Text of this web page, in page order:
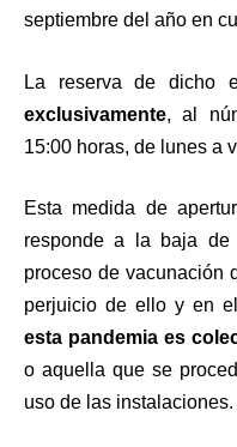
septiembre del año en
La reserva de dicho
exclusivamente, al
15:00 horas, de lunes a
Esta medida de
responde a la baja de
proceso de vacunación
perjuicio de ello y en
esta pandemia es
o aquella que se
uso de las instalaciones.